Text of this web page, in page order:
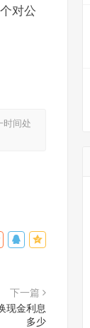
对公
时间处
下一篇
现金利息
多少